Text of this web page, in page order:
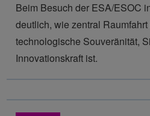
Beim Besuch der ESA/ESOC
deutlich, wie zentral
technologische Souveränität,
Innovationskraft ist.